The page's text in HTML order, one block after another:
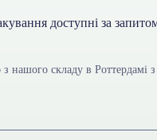
доступні за
з нашого складу в Роттердамі